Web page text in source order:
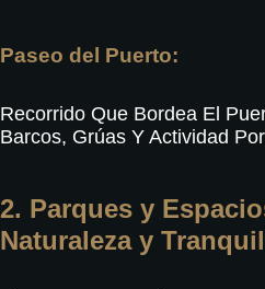
Paseo del Puerto:
Recorrido Que Bordea El
Barcos, Grúas Y Actividad
2. Parques y
Naturaleza y